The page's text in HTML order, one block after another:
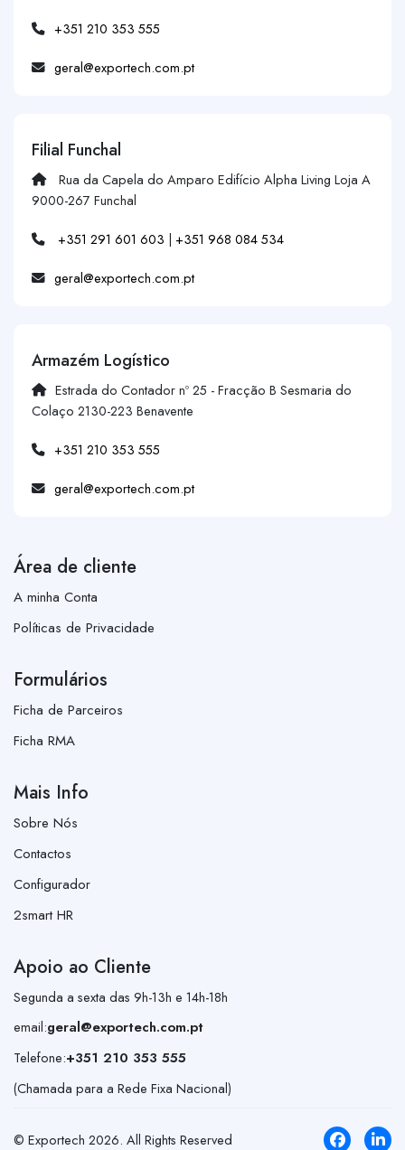
+351 210 353 555
geral@exportech.com.pt
Filial Funchal
Rua da Capela do Amparo Edifício Alpha Living Loja A
9000-267 Funchal
+351 291 601 603 | +351 968 084 534
geral@exportech.com.pt
Armazém Logístico
Estrada do Contador nº 25 - Fracção B Sesmaria do
Colaço 2130-223 Benavente
+351 210 353 555
geral@exportech.com.pt
Área de cliente
A minha Conta
Políticas de Privacidade
Formulários
Ficha de Parceiros
Ficha RMA
Mais Info
Sobre Nós
Contactos
Configurador
2smart HR
Apoio ao Cliente
Segunda a sexta das 9h-13h e 14h-18h
email:geral@exportech.com.pt
Telefone:+351 210 353 555
(Chamada para a Rede Fixa Nacional)
© Exportech 2026. All Rights Reserved